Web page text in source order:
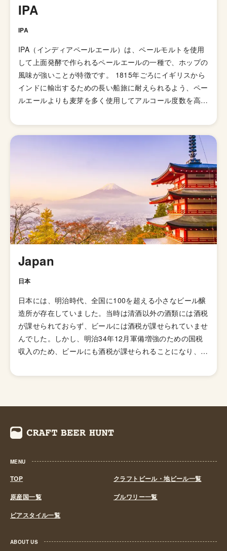
IPA
IPA
IPA（インディアペールエール）は、ペールモルトを使用
して上面発酵で作られるペールエールの一種で、ホップの
風味が強いことが特徴です。 1815年ごろにイギリスから
インドに輸出するための長い船旅に耐えられるよう、ペー
ルエールよりも麦芽を多く使用してアルコール度数を高め
れました。そして、1829年に「IPA（インディアンペール
エール）」の呼び名で広告が掲載されて以来、ホップの比
重が高いビールとしてイギリス国内で人気が高まってい
き、21世紀にはイギリスで最も人気のあるビアスタイル
の一つとなりました。イギリスのブルワリー教会SIBAの
金メダルを受賞したブリュードッグの「パンクIPA」など
が有名です。 伝統的なIPAのスタイルは、オーストラリア
やニュージーランドなどの当時の植民地諸国へと輸出さ
れ、各国へと普及していきましたが、アメリカではさらに
独自の進化を遂げてきました。 ローストしたモルトを使
素を加えて頭部を取り除きドライで爽やかな飲み口を実現
した「ブリュットIPA」、ホップが強烈でアルコール度数
味の少ないホップを使い、ジューシーな柑橘系とフローラ
ルのフレーバーが特徴の「ニューイングランドIPA（ヘイ
ジーIPA・ジューシーIPA）」など様々なIPAのスタイルが
存在します。
Japan
日本
日本には、明治時代、全国に100を超える小さなビール醸
造所が存在していました。当時は清酒以外の酒類には酒税
が課せられておらず、ビールには酒税が課せられていませ
んでした。しかし、明治34年12月軍備増強のための国税
収入のため、ビールにも酒税が課せられることになり、資
を消していきました。これによりビール作りは戦後しばら
の年間2,000キロリッターから60キロリッターに引き下げ
られたことで転機がおとずれます。これにより、再び小規
が誕生する流れができました。ちなみ、地ビール製造免許
第1号は新潟県のエチゴビールと北海道のオホーツクビー
「オホーツクビール」が発売されました。 この経済政策
は功を奏し、日本中に続々と地ビール製造業社が生まれ、
造所が全国各地に誕生しました。しかし、ただブームだけ
MENU
TOP
クラフトビール・地ビール一覧
原産国一覧
ブルワリー一覧
ビアスタイル一覧
ABOUT US